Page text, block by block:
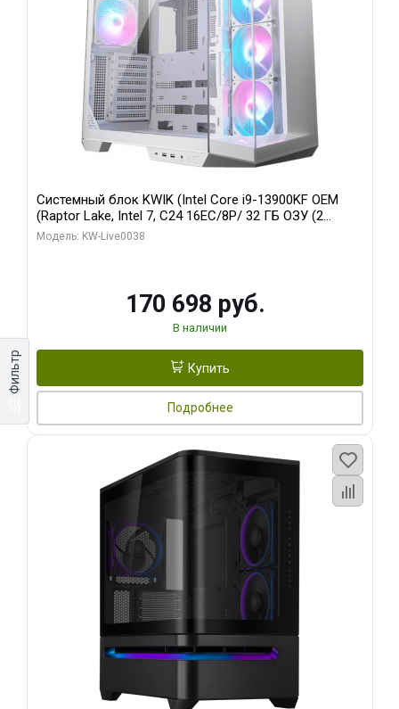
Фильтр
Системный блок KWIK (Intel Core i9-13900KF OEM
(Raptor Lake, Intel 7, C24 16EC/8P/ 32 ГБ ОЗУ (2
модуля)/ Gigabyte RX9070XT GAMING OC 16GB GDDR6
Модель: KW-Live0038
170 698 руб.
В наличии
Купить
Подробнее